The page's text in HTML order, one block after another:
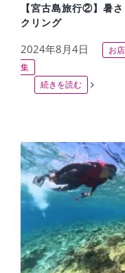
【宮古島旅行②】暑
クリング
2024年8月4日 お
集
続きを読む